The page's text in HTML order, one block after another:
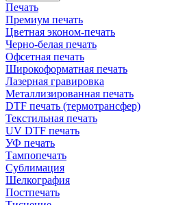
Печать
Премиум печать
Цветная эконом-печать
Черно-белая печать
Офсетная печать
Широкоформатная печать
Лазерная гравировка
Металлизированная печать
DTF печать (термотрансфер)
Текстильная печать
UV DTF печать
УФ печать
Тампопечать
Сублимация
Шелкография
Постпечать